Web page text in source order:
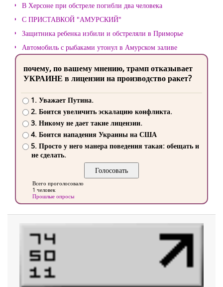
В Херсоне при обстреле погибли два человека
С ПРИСТАВКОЙ "АМУРСКИЙ"
Защитника ребенка избили и обстреляли в Приморье
Автомобиль с рыбаками утонул в Амурском заливе
почему, по вашему мнению, трамп отказывает
УКРАИНЕ в лицензии на производство ракет?
1. Уважает Путина.
2. Боится увеличить эскалацию конфликта.
3. Никому не дает такие лицензии.
4. Боится нападения Украины на США
5. Просто у него манера поведения такая: обещать и
не сделать.
Всего проголосовало
1 человек
Прошлые опросы